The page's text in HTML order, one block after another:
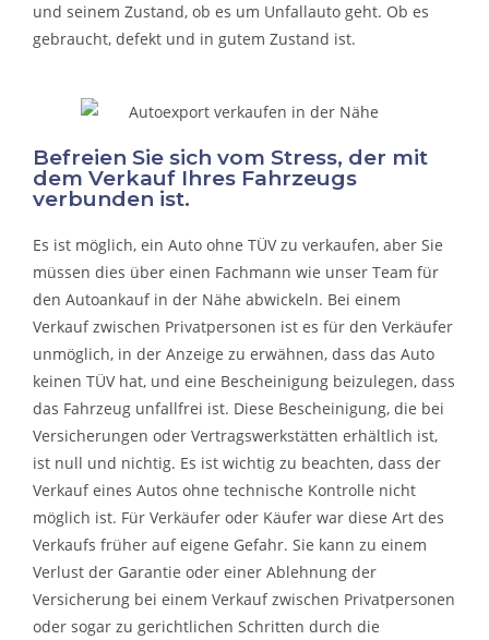
und seinem Zustand, ob es um Unfallauto geht. Ob es
gebraucht, defekt und in gutem Zustand ist.
Befreien Sie sich vom Stress, der mit
dem Verkauf Ihres Fahrzeugs
verbunden ist.
Es ist möglich, ein Auto ohne TÜV zu verkaufen, aber Sie
müssen dies über einen Fachmann wie unser Team für
den Autoankauf in der Nähe abwickeln. Bei einem
Verkauf zwischen Privatpersonen ist es für den Verkäufer
unmöglich, in der Anzeige zu erwähnen, dass das Auto
keinen TÜV hat, und eine Bescheinigung beizulegen, dass
das Fahrzeug unfallfrei ist. Diese Bescheinigung, die bei
Versicherungen oder Vertragswerkstätten erhältlich ist,
ist null und nichtig. Es ist wichtig zu beachten, dass der
Verkauf eines Autos ohne technische Kontrolle nicht
möglich ist. Für Verkäufer oder Käufer war diese Art des
Verkaufs früher auf eigene Gefahr. Sie kann zu einem
Verlust der Garantie oder einer Ablehnung der
Versicherung bei einem Verkauf zwischen Privatpersonen
oder sogar zu gerichtlichen Schritten durch die